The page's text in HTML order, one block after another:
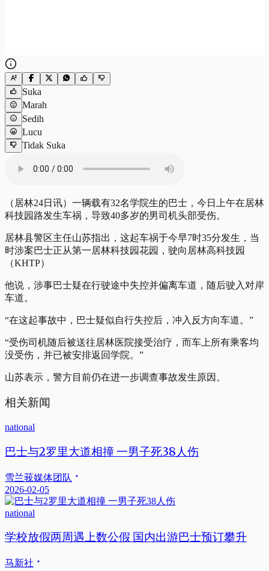
Suka
Marah
Sedih
Lucu
Tidak Suka
（居林24日讯）一辆载有32名学院生的巴士，今日上午在居林
科技园路发生车祸，导致40多岁的男司机头部受伤。
居林县警区主任山苏指出，这起车祸于今早7时35分发生，当
时涉案巴士正从第一居林科技园花园，驶向居林高科技园
（KHTP）
他说，涉事巴士疑在行驶途中失控并偏离车道，随后驶入对岸
车道。
“在这起事故中，巴士疑似自行失控后，冲入反方向车道。”
“受伤司机随后被送往居林医院接受治疗，而车上所有乘客均
没受伤，并已被安排返回学院。”
山苏表示，警方目前仍在进一步调查事故发生原因。
相关新闻
national
巴士与2罗里大道相撞 一男子死38人伤
雪兰莪媒体团队
2026-02-05
national
学校放假两周遇上数公假 国内出游巴士预订攀升
马新社